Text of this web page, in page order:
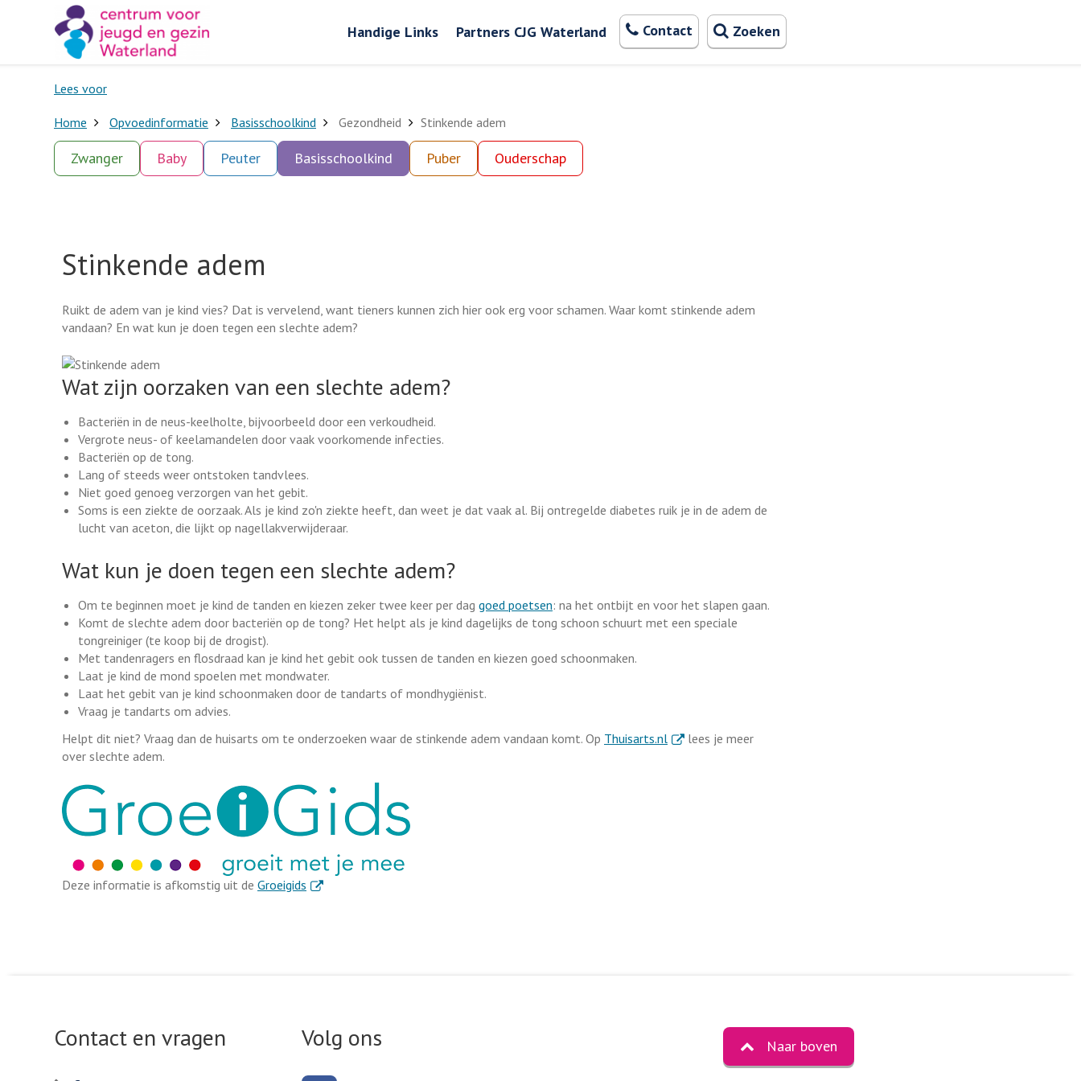
Handige Links Partners CJG Waterland Contact Zoeken
Lees voor
Home Opvoedinformatie Basisschoolkind Gezondheid Stinkende adem
Zwanger Baby Peuter Basisschoolkind Puber Ouderschap
Stinkende adem
Ruikt de adem van je kind vies? Dat is vervelend, want tieners kunnen zich hier ook erg voor schamen. Waar komt stinkende adem
vandaan? En wat kun je doen tegen een slechte adem?
Wat zijn oorzaken van een slechte adem?
Bacteriën in de neus-keelholte, bijvoorbeeld door een verkoudheid.
Vergrote neus- of keelamandelen door vaak voorkomende infecties.
Bacteriën op de tong.
Lang of steeds weer ontstoken tandvlees.
Niet goed genoeg verzorgen van het gebit.
Soms is een ziekte de oorzaak. Als je kind zo'n ziekte heeft, dan weet je dat vaak al. Bij ontregelde diabetes ruik je in de adem de
lucht van aceton, die lijkt op nagellakverwijderaar.
Wat kun je doen tegen een slechte adem?
Om te beginnen moet je kind de tanden en kiezen zeker twee keer per dag goed poetsen: na het ontbijt en voor het slapen gaan.
Komt de slechte adem door bacteriën op de tong? Het helpt als je kind dagelijks de tong schoon schuurt met een speciale
tongreiniger (te koop bij de drogist).
Met tandenragers en flosdraad kan je kind het gebit ook tussen de tanden en kiezen goed schoonmaken.
Laat je kind de mond spoelen met mondwater.
Laat het gebit van je kind schoonmaken door de tandarts of mondhygiënist.
Vraag je tandarts om advies.
Helpt dit niet? Vraag dan de huisarts om te onderzoeken waar de stinkende adem vandaan komt. Op Thuisarts.nl . Externe link
lees je meer
over slechte adem.
Deze informatie is afkomstig uit de Groeigids . Externe link
Contact en vragen Volg ons Naar boven